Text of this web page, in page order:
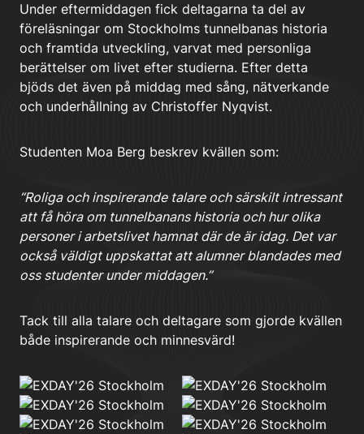
Under eftermiddagen fick deltagarna ta del av
föreläsningar om Stockholms tunnelbanas historia
och framtida utveckling, varvat med personliga
berättelser om livet efter studierna. Efter detta
bjöds det även på middag med sång, nätverkande
och underhållning av Christoffer Nyqvist.
Studenten Moa Berg beskrev kvällen som:
“Roliga och inspirerande talare och särskilt intressant
att få höra om tunnelbanans historia och hur olika
personer i arbetslivet hamnat där de är idag. Det var
också väldigt uppskattat att alumner blandades med
oss studenter under middagen.”
Tack till alla talare och deltagare som gjorde kvällen
både inspirerande och minnesvärd!